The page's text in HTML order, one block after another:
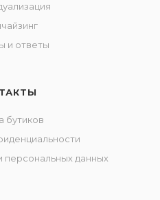
и ответы
бутиков
персональных данных